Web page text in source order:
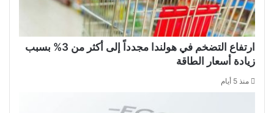
ارتفاع التضخم في هولندا مجدداً إلى أكثر من 3% بسبب
زيادة أسعار الطاقة
منذ 5 أيام